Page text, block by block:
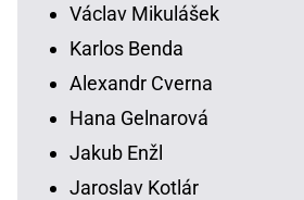
Václav Mikulášek
Karlos Benda
Alexandr Cverna
Hana Gelnarová
Jakub Enžl
Jaroslav Kotlár